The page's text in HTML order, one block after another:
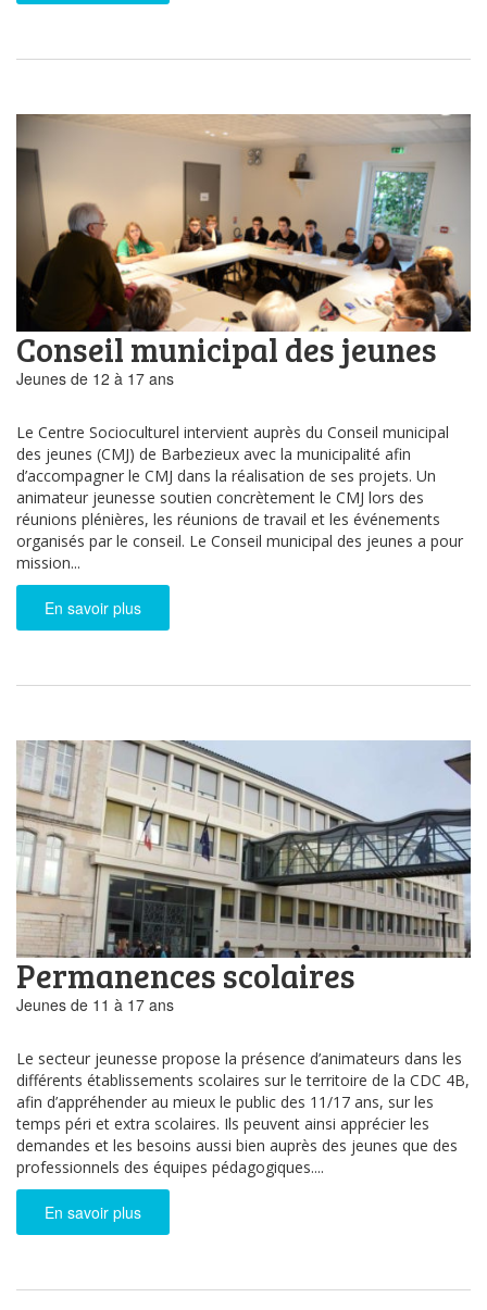
Conseil municipal des jeunes
Jeunes de 12 à 17 ans
Le Centre Socioculturel intervient auprès du Conseil municipal
des jeunes (CMJ) de Barbezieux avec la municipalité afin
d’accompagner le CMJ dans la réalisation de ses projets. Un
animateur jeunesse soutien concrètement le CMJ lors des
réunions plénières, les réunions de travail et les événements
organisés par le conseil. Le Conseil municipal des jeunes a pour
mission...
En savoir plus
Permanences scolaires
Jeunes de 11 à 17 ans
Le secteur jeunesse propose la présence d’animateurs dans les
différents établissements scolaires sur le territoire de la CDC 4B,
afin d’appréhender au mieux le public des 11/17 ans, sur les
temps péri et extra scolaires. Ils peuvent ainsi apprécier les
demandes et les besoins aussi bien auprès des jeunes que des
professionnels des équipes pédagogiques....
En savoir plus